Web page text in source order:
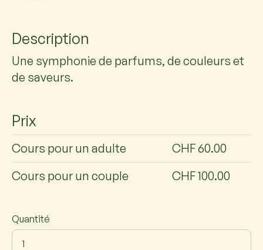
Description
Une symphonie de parfums, de couleurs et
de saveurs.
Prix
Cours pour un adulte
CHF 60.00
Cours pour un couple
CHF 100.00
Quantité